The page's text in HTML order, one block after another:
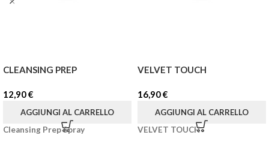
CLEANSING PREP
12,90€
AGGIUNGI AL CARRELLO
Cleansing Prep Spray
VELVET TOUCH
16,90€
AGGIUNGI AL CARRELLO
VELVET TOUCH